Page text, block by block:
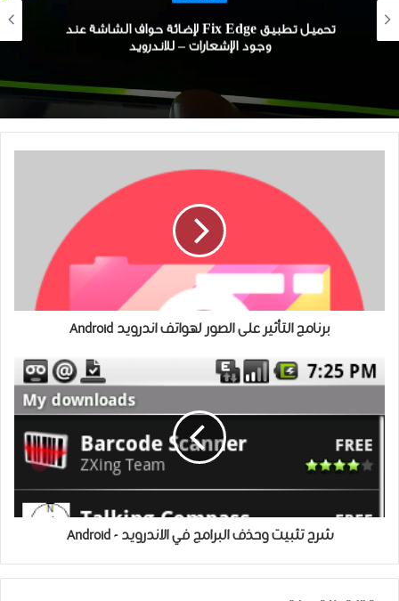
تحميل تطبيق Fix Edge لإضائة حواف الشاشة عند
وجود الإشعارات – للاندرويد
برنامج التأثير على الصور لهواتف اندرويد Android
شرح تثبيت وحذف البرامج في الاندرويد - Android